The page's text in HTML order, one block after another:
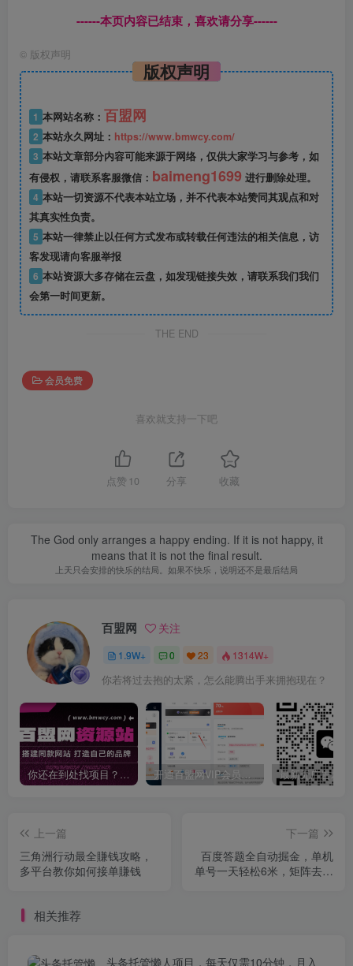
------本页内容已结束，喜欢请分享------
© 版权声明
版权声明
1 本网站名称： 百盟网
2 本站永久网址： https://www.bmwcy.com/
3 本站文章部分内容可能来源于网络，仅供大家学习与参考，如
有侵权，请联系客服微信： baimeng1699 进行删除处理。
4 本站一切资源不代表本站立场，并不代表本站赞同其观点和对
其真实性负责。
5 本站一律禁止以任何方式发布或转载任何违法的相关信息，访
客发现请向客服举报
6 本站资源大多存储在云盘，如发现链接失效，请联系我们我们
会第一时间更新。
THE END
会员免费
喜欢就支持一下吧
点赞 10 分享 收藏
The God only arranges a happy ending. If it is not happy, it
means that it is not the final result.
上天只会安排的快乐的结局。如果不快乐，说明还不是最后结局
百盟网 关注
1.9W+ 0 23 1314W+
你若将过去抱的太紧，怎么能腾出手来拥抱现在？
你还在到处找项目？还在当韭菜？我靠卖项目一个月收入5万+，曾经我也是个失败者。 开通百盟网VIP会员，尊享全站资源免费下载，享70%的推广提成！！【限时五折优惠】
上一篇
三角洲行动最全賺钱攻略，
多平台教你如何接单賺钱
下一篇
百度答题全自动掘金，单机
单号一天轻松6米，矩阵去做
相关推荐
头条托管懒人项目，每天仅需10分钟，月入